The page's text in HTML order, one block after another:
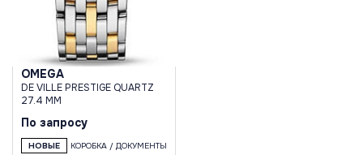
OMEGA
DE VILLE PRESTIGE QUARTZ
27.4 MM
По запросу
НОВЫЕ КОРОБКА / ДОКУМЕНТЫ